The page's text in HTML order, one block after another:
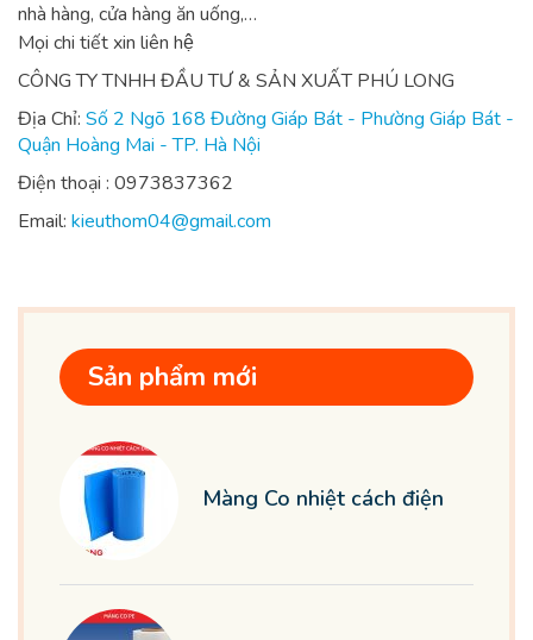
nhà hàng, cửa hàng ăn uống,…
Mọi chi tiết xin liên hệ
CÔNG TY TNHH ĐẦU TƯ & SẢN XUẤT PHÚ LONG
Địa Chỉ: Số 2 Ngõ 168 Đường Giáp Bát - Phường Giáp Bát -
Quận Hoàng Mai - TP. Hà Nội
Điện thoại : 0973837362
Email: kieuthom04@gmail.com
Sản phẩm mới
Màng Co nhiệt cách điện